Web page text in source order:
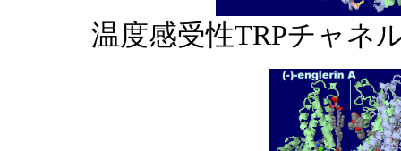
温度感受性TRPチャネ